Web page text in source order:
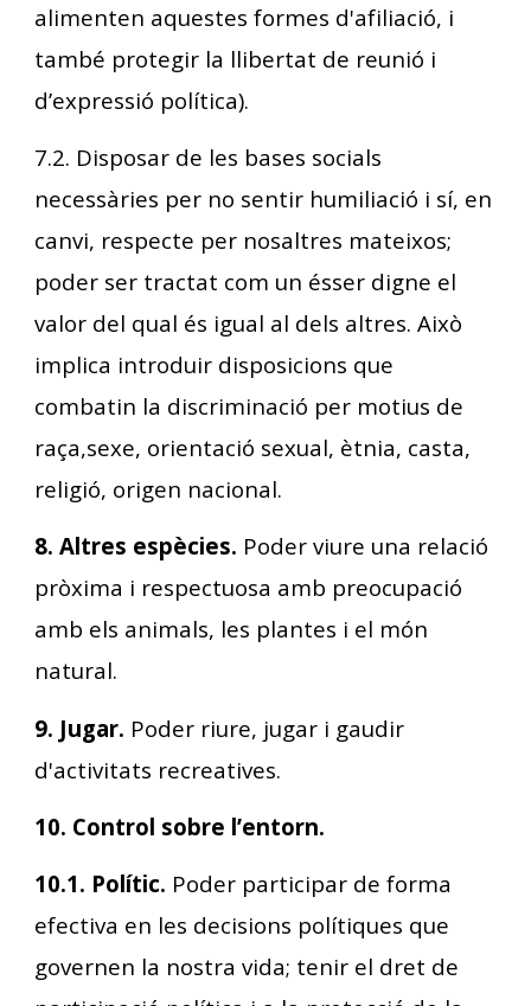
alimenten aquestes formes d'afiliació, i
també protegir la llibertat de reunió i
d’expressió política).
7.2. Disposar de les bases socials
necessàries per no sentir humiliació i sí, en
canvi, respecte per nosaltres mateixos;
poder ser tractat com un ésser digne el
valor del qual és igual al dels altres. Això
implica introduir disposicions que
combatin la discriminació per motius de
raça,sexe, orientació sexual, ètnia, casta,
religió, origen nacional.
8. Altres espècies. Poder viure una relació
pròxima i respectuosa amb preocupació
amb els animals, les plantes i el món
natural.
9. Jugar. Poder riure, jugar i gaudir
d'activitats recreatives.
10. Control sobre l’entorn.
10.1. Polític. Poder participar de forma
efectiva en les decisions polítiques que
governen la nostra vida; tenir el dret de